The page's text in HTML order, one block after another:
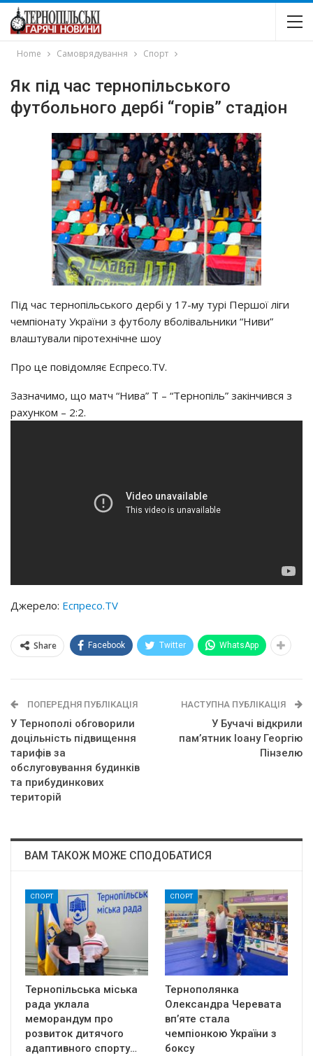
Home Самоврядування Спорт
Як під час тернопільського
футбольного дербі “горів” стадіон
Під час тернопільського дербі у 17-му турі Першої ліги
чемпіонату України з футболу вболівальники “Ниви”
влаштували піротехнічне шоу
Про це повідомляє Еспресо.TV.
Зазначимо, що матч “Нива” Т – “Тернопіль” закінчився з
рахунком – 2:2.
Джерело: Еспресо.TV
Share Facebook Twitter WhatsApp
ПОПЕРЕДНЯ ПУБЛІКАЦІЯ
У Тернополі обговорили
доцільність підвищення
тарифів за
обслуговування будинків
та прибудинкових
територій
НАСТУПНА ПУБЛІКАЦІЯ
У Бучачі відкрили
пам’ятник Іоану Георгію
Пінзелю
ВАМ ТАКОЖ МОЖЕ СПОДОБАТИСЯ
СПОРТ
Тернопільська міська
рада уклала
меморандум про
розвиток дитячого
адаптивного спорту…
СПОРТ
Тернополянка
Олександра Черевата
вп’яте стала
чемпіонкою України з
боксу